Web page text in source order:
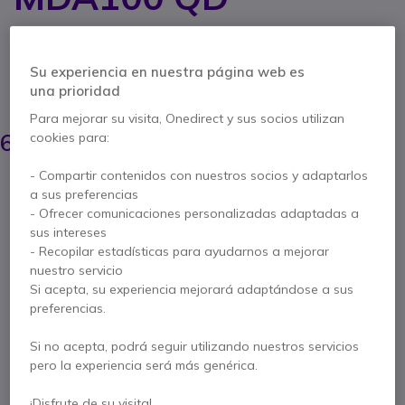
teléfono fijos a llamadas de SoftPhone
AHORRA 10,00 €
78,95 €
68,95 € s/Iva-
Cantidad
PRESUPUESTO EN 4 H
9 productosen stock Entrega:24/48 h
28 productos en stock plataforma
Su experiencia en nuestra página web es
una prioridad
Para mejorar su visita, Onedirect y sus socios utilizan
cookies para:
- Compartir contenidos con nuestros socios y adaptarlos
a sus preferencias
- Ofrecer comunicaciones personalizadas adaptadas a
sus intereses
- Recopilar estadísticas para ayudarnos a mejorar
nuestro servicio
Si acepta, su experiencia mejorará adaptándose a sus
preferencias.
Si no acepta, podrá seguir utilizando nuestros servicios
pero la experiencia será más genérica.